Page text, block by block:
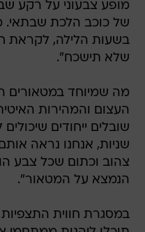
מופע צבעוני על רקע
של כוכב הלכת שבתאי.
בשעות הלילה, לקראת
שלא תישכח".
מה שמיוחד במטאורים
העצום והמהירות
שובלים ייחודים
שניות, אנחנו נראה
צהוב וכתום שכל צבע
הנמצא על המטאור".
במסגרת חווית